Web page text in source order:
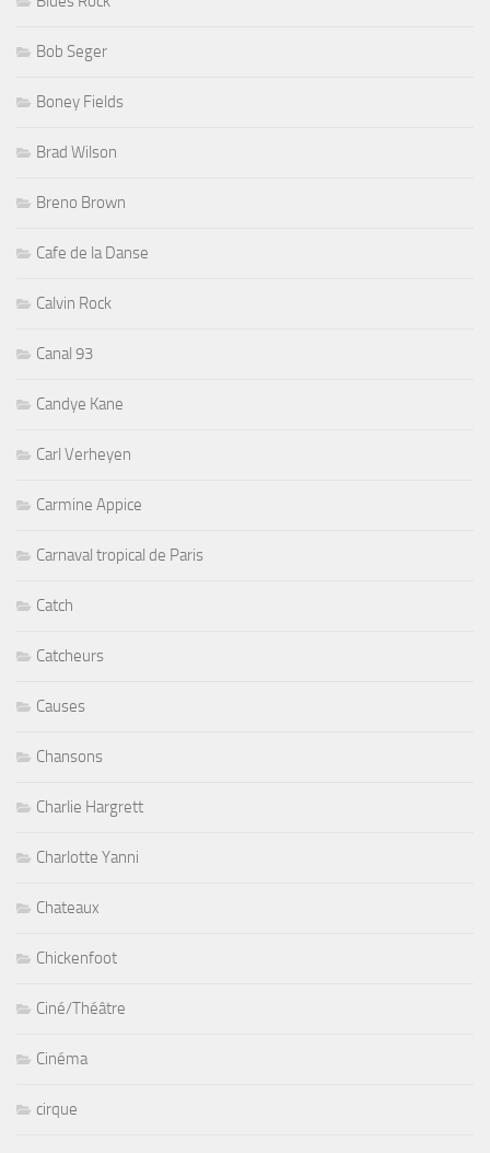
Bob Seger
Boney Fields
Brad Wilson
Breno Brown
Cafe de la Danse
Calvin Rock
Canal 93
Candye Kane
Carl Verheyen
Carmine Appice
Carnaval tropical de Paris
Catch
Catcheurs
Causes
Chansons
Charlie Hargrett
Charlotte Yanni
Chateaux
Chickenfoot
Ciné/Théâtre
Cinéma
cirque